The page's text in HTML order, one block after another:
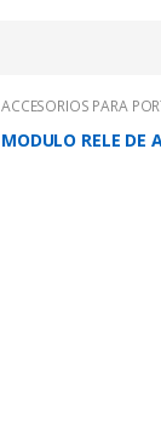
ACCESORIOS PARA
MODULO RELE DE